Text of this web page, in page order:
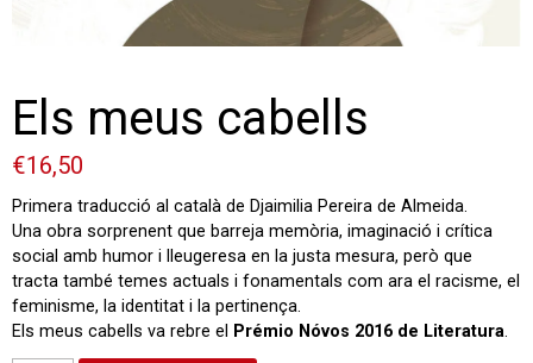
Els meus cabells
€16,50
Primera traducció al català de Djaimilia Pereira de Almeida.
Una obra sorprenent que barreja memòria, imaginació i crítica
social amb humor i lleugeresa en la justa mesura, però que
tracta també temes actuals i fonamentals com ara el racisme, el
feminisme, la identitat i la pertinença.
Els meus cabells va rebre el
Prémio Nóvos 2016 de Literatura.